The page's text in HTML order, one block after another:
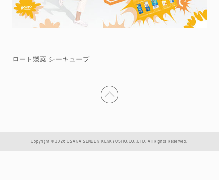
ロート製薬 シーキューブ
Copyright © 2026 OSAKA SENDEN KENKYUSHO.CO.,LTD. All Rights Reserved.